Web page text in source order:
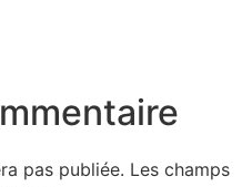
pas publiée. Les champs